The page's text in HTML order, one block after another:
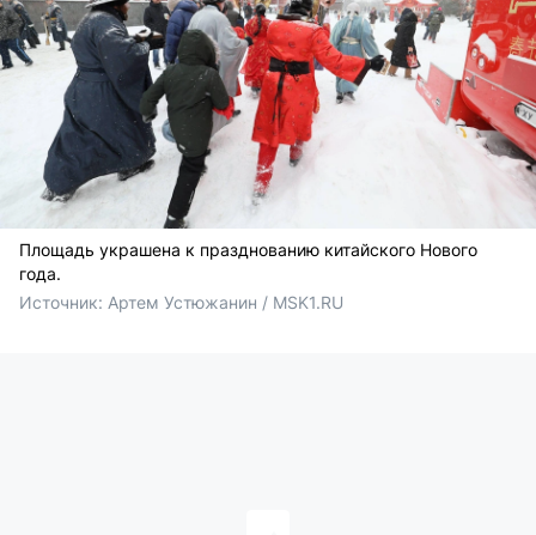
Площадь украшена к празднованию китайского Нового
года.
Источник: Артем Устюжанин / MSK1.RU